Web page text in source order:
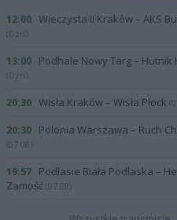
12:00 Wieczysta II Kraków – AKS
(Dziś)
13:00 Podhale Nowy Targ – Hutnik
(Dziś)
20:30 Wisła Kraków – Wisła Płock
20:30 Polonia Warszawa – Ruch
(07.08)
19:57
Podlasie Biała Podlaska –
Zamość (07.08)